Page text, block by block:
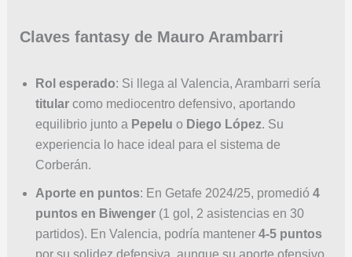
Claves fantasy de Mauro Arambarri
Rol esperado: Si llega al Valencia, Arambarri sería
titularcomo mediocentro defensivo, aportando
equilibrio junto a Pepelu o Diego López. Su
experiencia lo hace ideal para el sistema de
Corberán.
Aporte en puntos: En Getafe 2024/25, promedió 4
puntos en Biwenger(1 gol, 2 asistencias en 30
partidos). En Valencia, podría mantener 4-5 puntos